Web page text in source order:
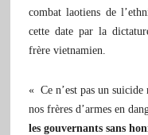
combat laotiens de
cette date par la
frère vietnamien.
« Ce n’est pas un suicide
nos frères d’armes en
les gouvernants sans